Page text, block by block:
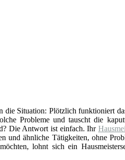
die Situation: Plötzlich funktioniert
Probleme und tauscht die
Die Antwort ist einfach. Ihr
und ähnliche Tätigkeiten, ohne
lohnt sich ein